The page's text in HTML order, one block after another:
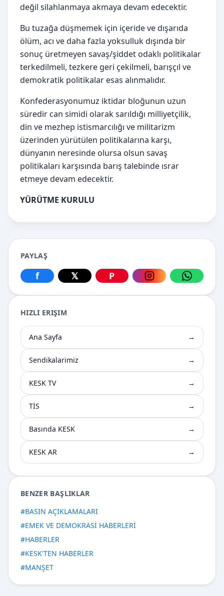
değil silahlanmaya akmaya devam edecektir.
Bu tuzağa düşmemek için içeride ve dışarıda
ölüm, acı ve daha fazla yoksulluk dışında bir
sonuç üretmeyen savaş/şiddet odaklı politikalar
terkedilmeli, tezkere geri çekilmeli, barışçıl ve
demokratik politikalar esas alınmalıdır.
Konfederasyonumuz iktidar bloğunun uzun
süredir can simidi olarak sarıldığı milliyetçilik,
din ve mezhep istismarcılığı ve militarizm
üzerinden yürütülen politikalarına karşı,
dünyanın neresinde olursa olsun savaş
politikaları karşısında barış talebinde ısrar
etmeye devam edecektir.
YÜRÜTME KURULU
PAYLAŞ
Facebook üzerinden paylaş
f
X üzerinden paylaş
𝕏
Pinterest üzerinden paylaş
P
Instagram
HIZLI ERIŞIM
Ana Sayfa →
Sendikalarimiz →
KESK TV →
TİS →
Basında KESK →
KESK AR →
BENZER BAŞLIKLAR
#BASIN AÇIKLAMALARI
#EMEK VE DEMOKRASİ HABERLERİ
#HABERLER
#KESK'TEN HABERLER
#MANŞET